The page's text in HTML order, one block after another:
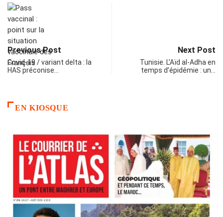
Previous Post
Covid-19 / variant delta : la
HAS préconise…
Next Post
Tunisie. L’Aïd al-Adha en
temps d’épidémie : un…
EN KIOSQUE